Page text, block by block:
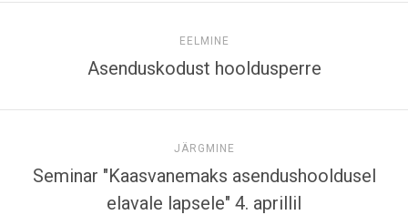
EELMINE
Asenduskodust hooldusperre
JÄRGMINE
Seminar "Kaasvanemaks asendushooldusel
elavale lapsele" 4. aprillil